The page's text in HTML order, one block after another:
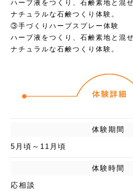
ハーブ液をつくり、石鹸素地と混
ナチュラルな石鹸つくり体験。
③手づくりハーブスプレー体験
ハーブ液をつくり、石鹸素地と混
ナチュラルな石鹸つくり体験。
体験期間
5月頃～11月頃
体験時間
応相談